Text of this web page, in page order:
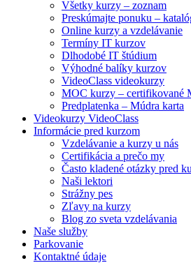
Všetky kurzy – zoznam
Preskúmajte ponuku –
Online kurzy a vzdelávanie
Termíny IT kurzov
Dlhodobé IT štúdium
Výhodné balíky kurzov
VideoClass videokurzy
MOC kurzy – certifikované
Predplatenka – Múdra karta
Videokurzy VideoClass
Informácie pred kurzom
Vzdelávanie a kurzy u nás
Certifikácia a prečo my
Často kladené otázky pred
Naši lektori
Strážny pes
Zľavy na kurzy
Blog zo sveta vzdelávania
Naše služby
Parkovanie
Kontaktné údaje